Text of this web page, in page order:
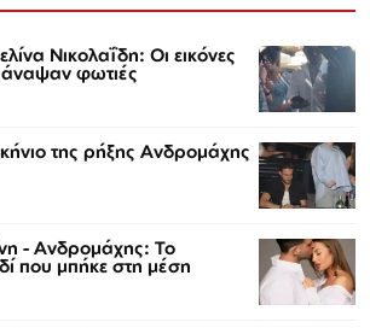
Νικολαΐδη: Οι εικόνες
φωτιές
της ρήξης Ανδρομάχης
- Ανδρομάχης: Το
που μπήκε στη μέση